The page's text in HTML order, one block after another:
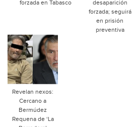
forzada en Tabasco
desaparición
forzada; seguirá
en prisión
preventiva
Revelan nexos:
Cercano a
Bermúdez
Requena de ‘La